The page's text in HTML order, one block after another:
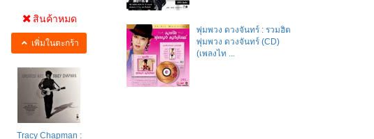
สินค้าหมด
เพิ่มในตะกร้า
Tracy Chapman :
พุ่มพวง ดวงจันทร์ : รวมฮิต
พุ่มพวง ดวงจันทร์ (CD)
(เพลงไท ...